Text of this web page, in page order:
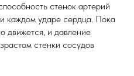
стенок артерий
каждом ударе сердца. Пока
движется, и давление
стенки сосудов